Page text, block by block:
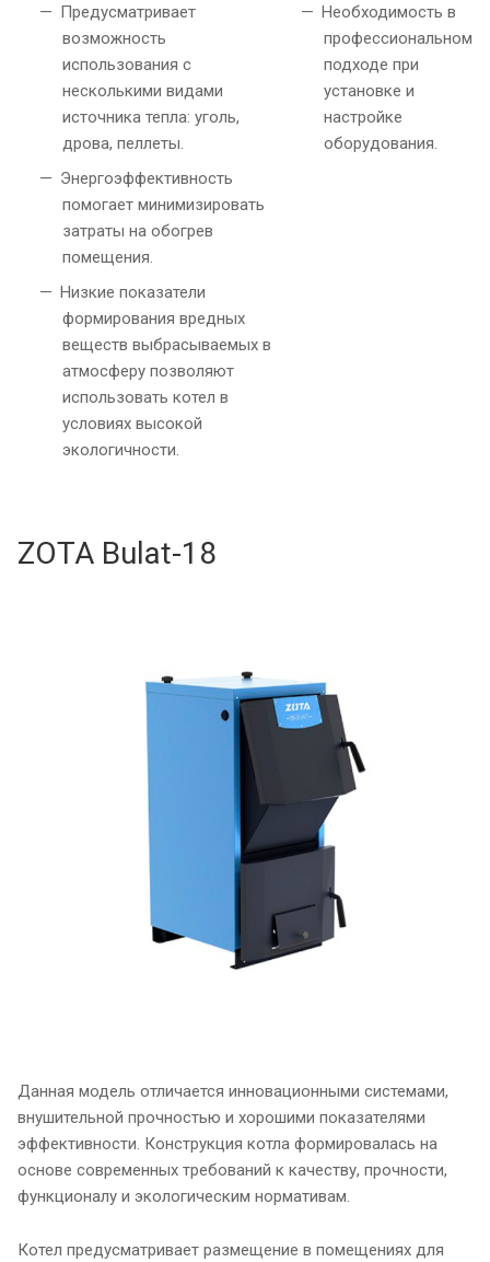
Предусматривает
возможность
использования с
несколькими видами
источника тепла: уголь,
дрова, пеллеты.
Энергоэффективность
помогает минимизировать
затраты на обогрев
помещения.
Низкие показатели
формирования вредных
веществ выбрасываемых в
атмосферу позволяют
использовать котел в
условиях высокой
экологичности.
Необходимость в
профессиональном
подходе при
установке и
настройке
оборудования.
ZOTA Bulat-18
Данная модель отличается инновационными системами,
внушительной прочностью и хорошими показателями
эффективности. Конструкция котла формировалась на
основе современных требований к качеству, прочности,
функционалу и экологическим нормативам.
Котел предусматривает размещение в помещениях для